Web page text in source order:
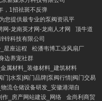
，1招祛斑不反弹
您提供最专业的泵阀资讯平
网-龙南英才网-龙南人才网
顶牛道
锌科技有限公司
星座运程
松潘韦博工业风扇厂
边养宠社群
属材料_装修材料_建筑材料
门|水泵|阀门品牌|泵阀行情|阀门交易
流仓储设备研发_安徽港湖自
作_房产网站建设_网络
金尚利商贸